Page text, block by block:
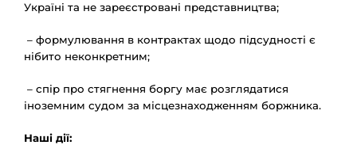
Україні та не зареєстровані представництва;
– формулювання в контрактах щодо підсудності є
нібито неконкретним;
– спір про стягнення боргу має розглядатися
іноземним судом за місцезнаходженням боржника.
Наші дії: